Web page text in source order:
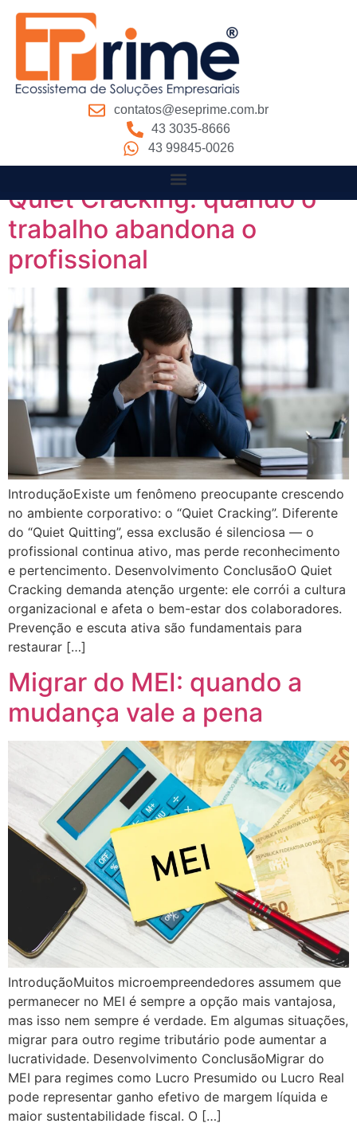
contatos@eseprime.com.br
43 3035-8666
43 99845-0026
Arquivos
Quiet Cracking: quando o
trabalho abandona o
profissional
IntroduçãoExiste um fenômeno preocupante crescendo
no ambiente corporativo: o “Quiet Cracking”. Diferente
do “Quiet Quitting”, essa exclusão é silenciosa — o
profissional continua ativo, mas perde reconhecimento
e pertencimento. Desenvolvimento ConclusãoO Quiet
Cracking demanda atenção urgente: ele corrói a cultura
organizacional e afeta o bem-estar dos colaboradores.
Prevenção e escuta ativa são fundamentais para
restaurar […]
Migrar do MEI: quando a
mudança vale a pena
IntroduçãoMuitos microempreendedores assumem que
permanecer no MEI é sempre a opção mais vantajosa,
mas isso nem sempre é verdade. Em algumas situações,
migrar para outro regime tributário pode aumentar a
lucratividade. Desenvolvimento ConclusãoMigrar do
MEI para regimes como Lucro Presumido ou Lucro Real
pode representar ganho efetivo de margem líquida e
maior sustentabilidade fiscal. O […]